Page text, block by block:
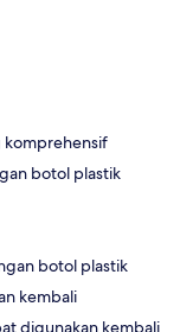
komprehensif
botol plastik
botol plastik
kembali
digunakan kembali